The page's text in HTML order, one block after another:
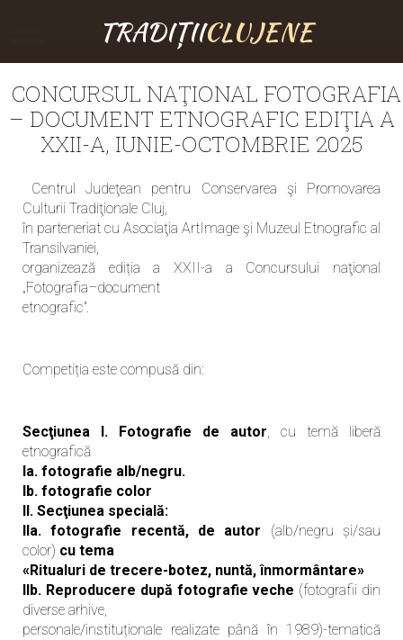
TRADIȚIICLUJENE
CONCURSUL NAŢIONAL FOTOGRAFIA
– DOCUMENT ETNOGRAFIC EDIŢIA A
XXII-A, IUNIE-OCTOMBRIE 2025
Centrul Judeţean pentru Conservarea şi Promovarea
Culturii Tradiţionale Cluj,
în parteneriat cu Asociaţia ArtImage şi Muzeul Etnografic al
Transilvaniei,
organizează ediția a XXII-a a Concursului naţional
„Fotografia–document
etnografic”.
Competiția este compusă din:
Secţiunea I. Fotografie de autor, cu temă liberă
etnografică
Ia. fotografie alb/negru.
Ib. fotografie color
II. Secţiunea specială:
IIa. fotografie recentă, de autor (alb/negru și/sau
color) cu tema
«Ritualuri de trecere-botez, nuntă, înmormântare»
IIb. Reproducere după fotografie veche (fotografii din
diverse arhive,
personale/instituționale realizate până în 1989)-tematică